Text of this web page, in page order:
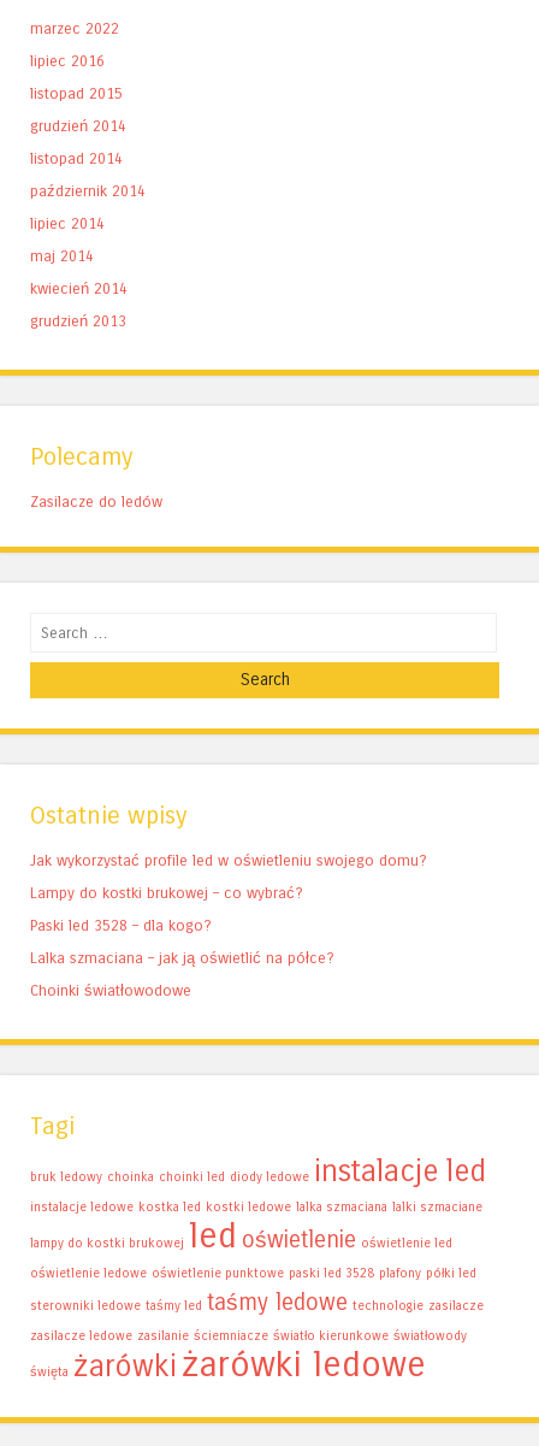
marzec 2022
lipiec 2016
listopad 2015
grudzień 2014
listopad 2014
październik 2014
lipiec 2014
maj 2014
kwiecień 2014
grudzień 2013
Polecamy
Zasilacze do ledów
Search
Ostatnie wpisy
Jak wykorzystać profile led w oświetleniu swojego domu?
Lampy do kostki brukowej – co wybrać?
Paski led 3528 – dla kogo?
Lalka szmaciana – jak ją oświetlić na półce?
Choinki światłowodowe
Tagi
bruk ledowy choinka choinki led diody ledowe instalacje led
instalacje ledowe kostka led kostki ledowe lalka szmaciana lalki szmaciane
lampy do kostki brukowej led oświetlenie oświetlenie led
oświetlenie ledowe oświetlenie punktowe paski led 3528 plafony półki led
sterowniki ledowe taśmy led taśmy ledowe technologie zasilacze
zasilacze ledowe zasilanie ściemniacze światło kierunkowe światłowody
święta żarówki żarówki ledowe